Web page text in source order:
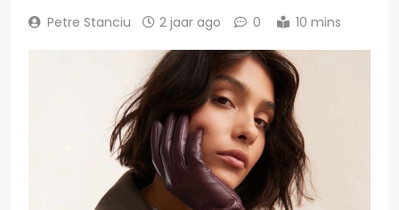
Petre Stanciu 2 jaar ago 0 10 mins